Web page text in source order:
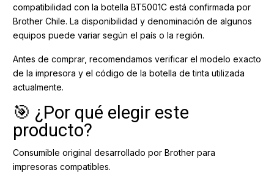
compatibilidad con la botella BT5001C está confirmada por
Brother Chile. La disponibilidad y denominación de algunos
equipos puede variar según el país o la región.
Antes de comprar, recomendamos verificar el modelo exacto
de la impresora y el código de la botella de tinta utilizada
actualmente.
🎯 ¿Por qué elegir este
producto?
Consumible original desarrollado por Brother para
impresoras compatibles.